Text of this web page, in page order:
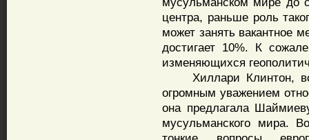
центра, раньше роль
может занять вакантное
достигает 10%. К
изменяющихся
Хиллари Клинтон,
огромным уважением
она предлагала
мусульманского мира.